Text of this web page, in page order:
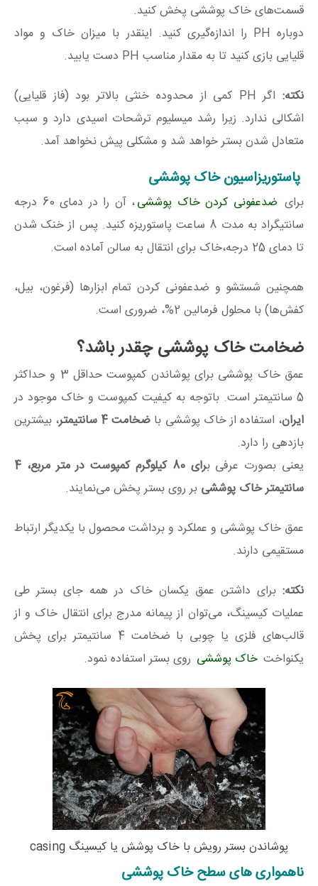
قسمت‌‌های خاک‌ پوششی پخش کنید.
دوباره PH را اندازه‌گیری کنید. اینقدر با میزان خاک و مواد
قلیایی بازی کنید تا به مقدار مناسب PH دست یابید.
نکته:
اگر PH کمی از محدوده خنثی بالاتر بود (فاز قلیایی)
اشکالی ندارد. زیرا رشد میسلیوم ترشحات اسیدی دارد و سبب
متعادل شدن بستر خواهد شد و مشکلی پیش نخواهد آمد.
پاستوریزاسیون خاک پوششی
برای ضدعفونی کردن خاک پوششی
، آن را در دمای 60 درجه
سانتیگراد به مدت 8 ساعت پاستوریزه کنید. پس از خنک شدن
تا دمای 25 درجه،خاک برای انتقال به سالن آماده است.
همچنین شستشو و ضدعفونی کردن تمام ابزارها (فرغون، بیل،
کفش‌ها) با محلول فرمالین 2%، ضروری است.
ضخامت خاک پوششی چقدر باشد؟
عمق خاک پوششی برای پوشاندن کمپوست حداقل 3 و حداکثر
5 سانتیمتر است. باتوجه به کیفیت کمپوست و خاک موجود در
ایران، استفاده از خاک پوششی با ضخامت 4 سانتیمتر
، بیشترین
بازدهی را دارد.
یعنی بصورت عرفی ب
رای 80 کیلوگرم کمپوست در متر مربع، 4
سانتیمتر خاک پوششی بر روی بستر پخش می‌نمایند.
عمق خاک‌ پوششی و عملکرد و برداشت محصول با یکدیگر ارتباط
مستقیمی دارند.
نکته: برای داشتن عمق یکسان خاک در همه جای بستر طی
عملیات کیسینگ، می‌توان از پیمانه مدرج برای انتقال خاک و از
قالب‌های فلزی یا چوبی با ضخامت 4 سانتیمتر برای پخش
یکنواخت خاک پوششی روی بستر استفاده نمود.
پوشاندن بستر رویش با خاک پوشش یا کیسینگ casing
ناهمواری های سطح خاک پوششی